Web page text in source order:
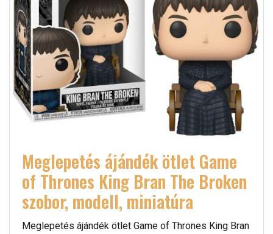
Meglepetés ájándék ötlet Game
of Thrones King Bran The Broken
szobor, modell, miniatúra
Meglepetés ájándék ötlet Game of Thrones King Bran